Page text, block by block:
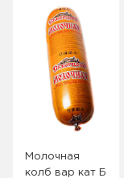
Молочная
колб вар кат Б